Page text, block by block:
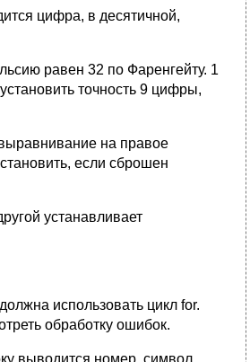
цифра, в десятичной,
равен 32 по Фаренгейту. 1
точность 9 цифры,
на правое
если сброшен
устанавливает
использовать цикл for.
обработку ошибок.
выводится номер, символ,